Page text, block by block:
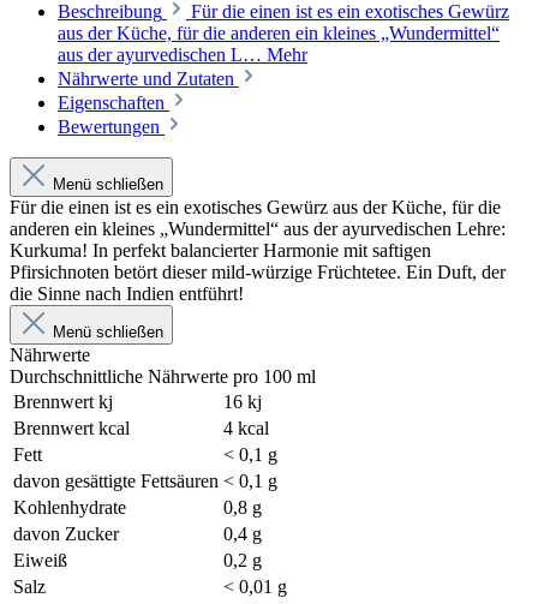
Beschreibung
Für die einen ist es ein exotisches Gewürz
aus der Küche, für die anderen ein kleines „Wundermittel“
aus der ayurvedischen L… Mehr
Nährwerte und Zutaten
Eigenschaften
Bewertungen
Menü schließen
Für die einen ist es ein exotisches Gewürz aus der Küche, für die
anderen ein kleines „Wundermittel“ aus der ayurvedischen Lehre:
Kurkuma! In perfekt balancierter Harmonie mit saftigen
Pfirsichnoten betört dieser mild-würzige Früchtetee. Ein Duft, der
die Sinne nach Indien entführt!
Menü schließen
Nährwerte
Durchschnittliche Nährwerte pro 100 ml
Brennwert kj
16 kj
Brennwert kcal
4 kcal
Fett
< 0,1 g
davon gesättigte Fettsäuren < 0,1 g
Kohlenhydrate
0,8 g
davon Zucker
0,4 g
Eiweiß
0,2 g
Salz
< 0,01 g